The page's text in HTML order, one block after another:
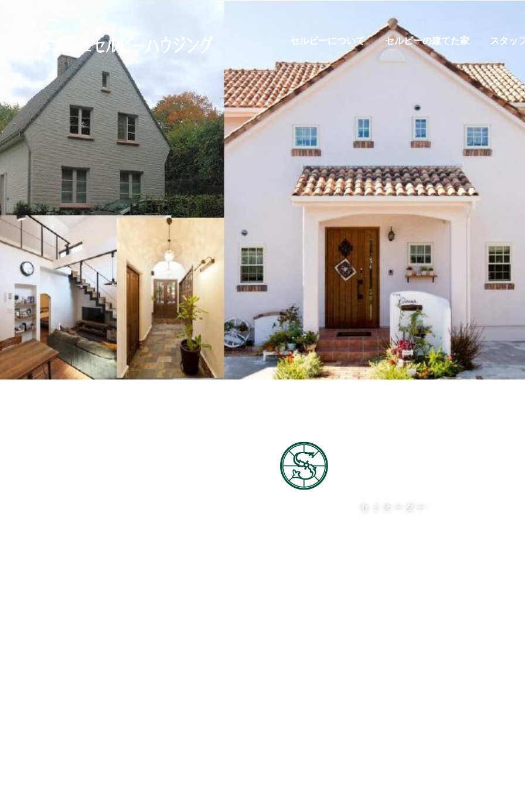
ユーロ・S・ノース｜兵庫県赤穂市の自由設
計の住宅メーカー ツーバイフォーの[セルビ
ーハウジング]
セルビーについて セルビーの建てた家 スタッ
セミオーダー